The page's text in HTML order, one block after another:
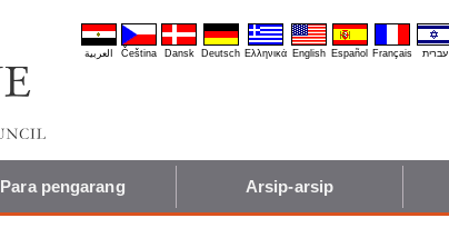
العربية Čeština Dansk Deutsch Ελληνικά English Español Français עברית
Para pengarang Arsip-arsip